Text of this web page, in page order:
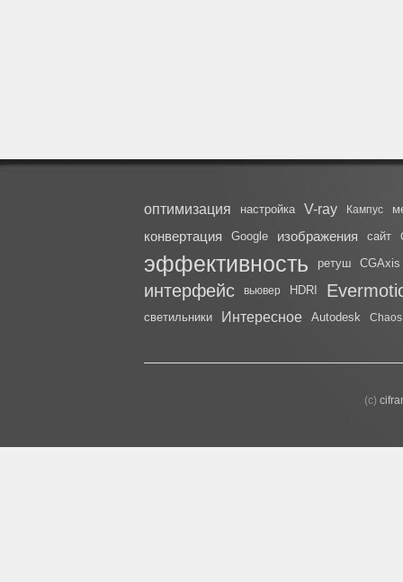
оптимизация настройка V-ray Кампус
конвертация Google изображения сайт
эффективность ретуш CGAxis
интерфейс вьювер HDRI
светильники Интересное Autodesk
(с)